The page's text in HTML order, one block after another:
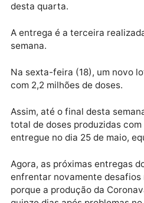
O governador de São
da saúde, Jean
coordenadora do Programa
(PEI), e Dimas Covas
Butantan em uma
desta quarta.
A entrega é a terceira
semana.
Na sexta-feira (18), um
com 2,2 milhões de doses.